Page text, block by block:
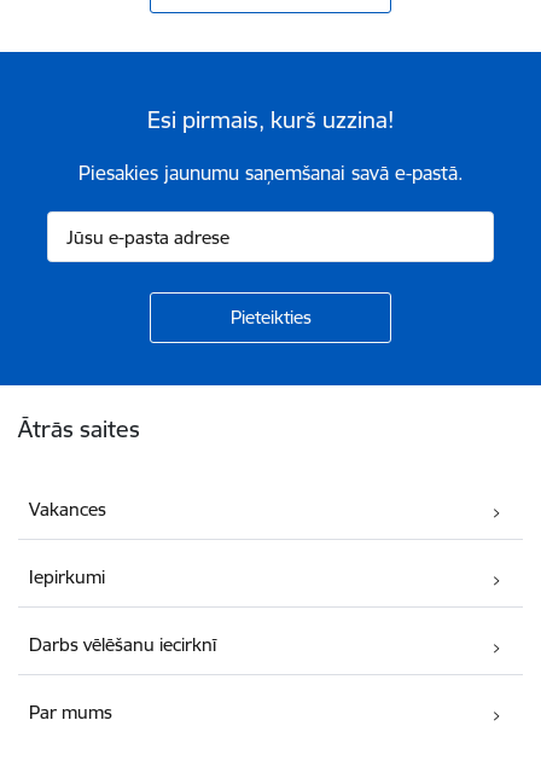
Esi pirmais, kurš uzzina!
Piesakies jaunumu saņemšanai savā e-pastā.
Ātrās saites
Vakances
Iepirkumi
Darbs vēlēšanu iecirknī
Par mums